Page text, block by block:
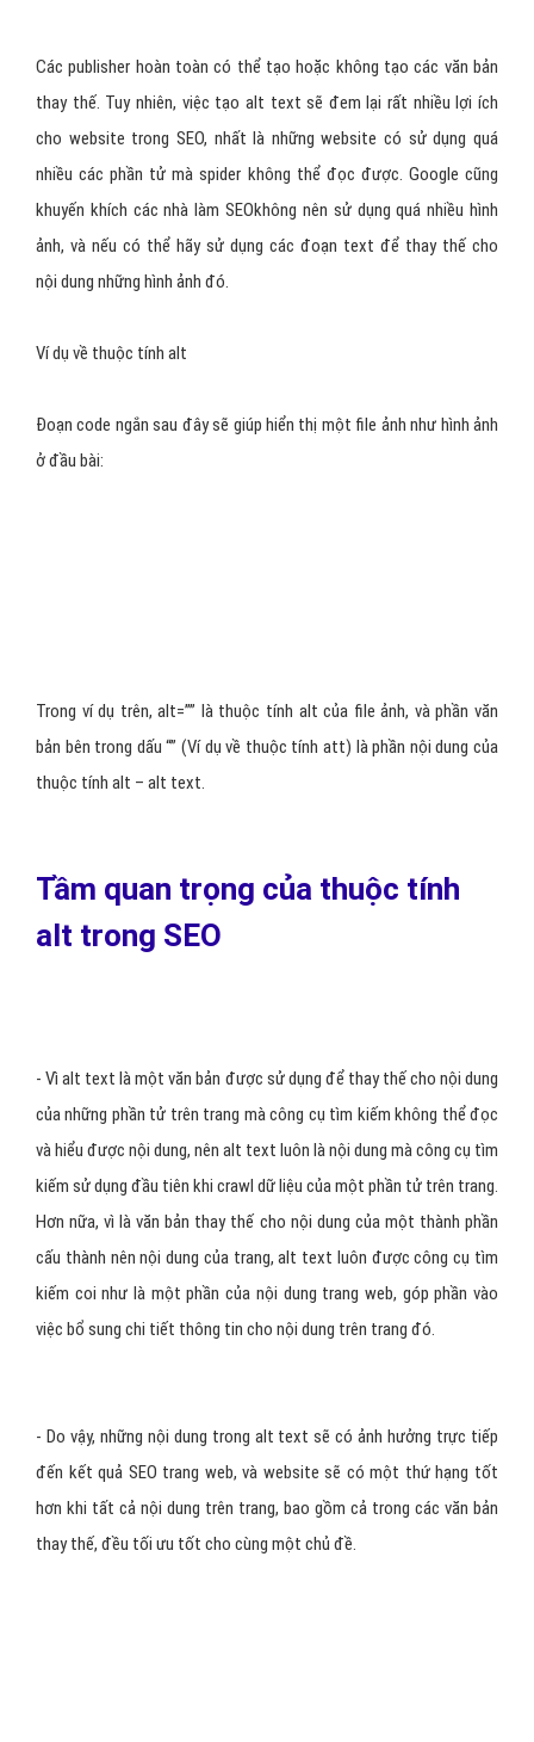
Các publisher hoàn toàn có thể tạo hoặc không tạo các văn bản
thay thế. Tuy nhiên, việc tạo alt text sẽ đem lại rất nhiều lợi ích
cho website trong SEO, nhất là những website có sử dụng quá
nhiều các phần tử mà spider không thể đọc được. Google cũng
khuyến khích các nhà làm SEOkhông nên sử dụng quá nhiều hình
ảnh, và nếu có thể hãy sử dụng các đoạn text để thay thế cho
nội dung những hình ảnh đó.
Ví dụ về thuộc tính alt
Đoạn code ngắn sau đây sẽ giúp hiển thị một file ảnh như hình ảnh
ở đầu bài:
Trong ví dụ trên, alt=”” là thuộc tính alt của file ảnh, và phần văn
bản bên trong dấu “” (Ví dụ về thuộc tính att) là phần nội dung của
thuộc tính alt – alt text.
Tầm quan trọng của thuộc tính
alt trong SEO
- Vì alt text là một văn bản được sử dụng để thay thế cho nội dung
của những phần tử trên trang mà công cụ tìm kiếm không thể đọc
và hiểu được nội dung, nên alt text luôn là nội dung mà công cụ tìm
kiếm sử dụng đầu tiên khi crawl dữ liệu của một phần tử trên trang.
Hơn nữa, vì là văn bản thay thế cho nội dung của một thành phần
cấu thành nên nội dung của trang, alt text luôn được công cụ tìm
kiếm coi như là một phần của nội dung trang web, góp phần vào
việc bổ sung chi tiết thông tin cho nội dung trên trang đó.
- Do vậy, những nội dung trong alt text sẽ có ảnh hưởng trực tiếp
đến kết quả SEO trang web, và website sẽ có một thứ hạng tốt
hơn khi tất cả nội dung trên trang, bao gồm cả trong các văn bản
thay thế, đều tối ưu tốt cho cùng một chủ đề.